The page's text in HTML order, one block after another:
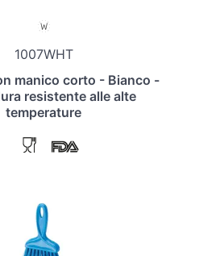
1007WHT
manico corto - Bianco -
resistente alle alte
temperature